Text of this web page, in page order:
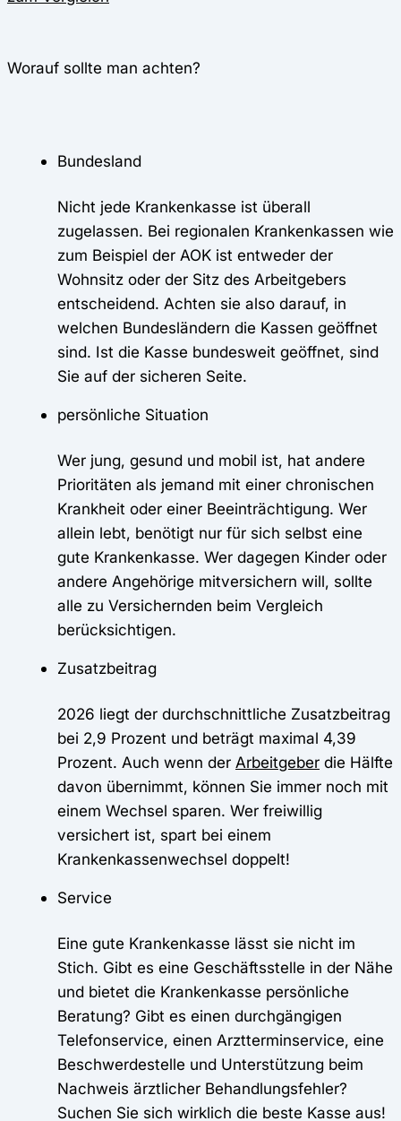
Worauf sollte man achten?
Bundesland
Nicht jede Krankenkasse ist überall
zugelassen. Bei regionalen Krankenkassen wie
zum Beispiel der AOK ist entweder der
Wohnsitz oder der Sitz des Arbeitgebers
entscheidend. Achten sie also darauf, in
welchen Bundesländern die Kassen geöffnet
sind. Ist die Kasse bundesweit geöffnet, sind
Sie auf der sicheren Seite.
persönliche Situation
Wer jung, gesund und mobil ist, hat andere
Prioritäten als jemand mit einer chronischen
Krankheit oder einer Beeinträchtigung. Wer
allein lebt, benötigt nur für sich selbst eine
gute Krankenkasse. Wer dagegen Kinder oder
andere Angehörige mitversichern will, sollte
alle zu Versichernden beim Vergleich
berücksichtigen.
Zusatzbeitrag
2026 liegt der durchschnittliche Zusatzbeitrag
bei 2,9 Prozent und beträgt maximal 4,39
Prozent. Auch wenn der Arbeitgeber die Hälfte
davon übernimmt, können Sie immer noch mit
einem Wechsel sparen. Wer freiwillig
versichert ist, spart bei einem
Krankenkassenwechsel doppelt!
Service
Eine gute Krankenkasse lässt sie nicht im
Stich. Gibt es eine Geschäftsstelle in der Nähe
und bietet die Krankenkasse persönliche
Beratung? Gibt es einen durchgängigen
Telefonservice, einen Arztterminservice, eine
Beschwerdestelle und Unterstützung beim
Nachweis ärztlicher Behandlungsfehler?
Suchen Sie sich wirklich die beste Kasse aus!